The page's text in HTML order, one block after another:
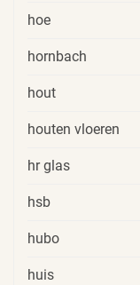
hoe
hornbach
hout
houten vloeren
hr glas
hsb
hubo
huis